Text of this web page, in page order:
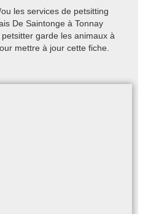
les services de petsitting
De Saintonge à Tonnay
garde les animaux à
mettre à jour cette fiche.